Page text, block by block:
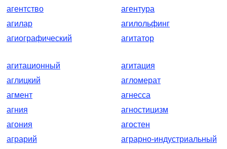
агентство
агентура
агилар
агилольфинг
агиографический
агитатор
агитационный
агитация
аглицкий
агломерат
агмент
агнесса
агния
агностицизм
агония
агостен
аграрий
аграрно-индустриальный